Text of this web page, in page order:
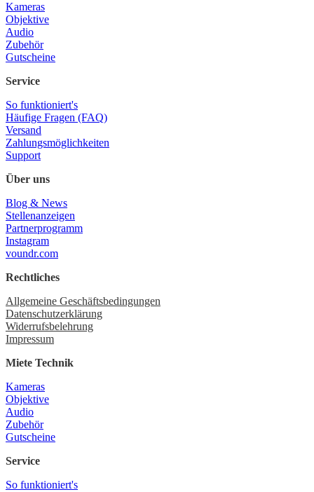
Kameras
Objektive
Audio
Zubehör
Gutscheine
Service
So funktioniert's
Häufige Fragen (FAQ)
Versand
Zahlungsmöglichkeiten
Support
Über uns
Blog & News
Stellenanzeigen
Partnerprogramm
Instagram
voundr.com
Rechtliches
Allgemeine Geschäftsbedingungen
Datenschutzerklärung
Widerrufsbelehrung
Impressum
Miete Technik
Kameras
Objektive
Audio
Zubehör
Gutscheine
Service
So funktioniert's